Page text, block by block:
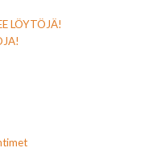
LÖYTÖJÄ!